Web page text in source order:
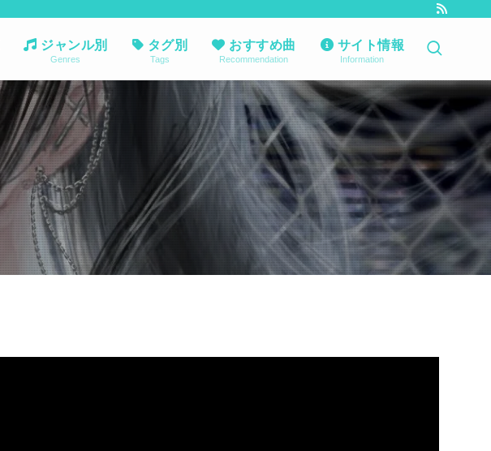
ジャンル別
Genres
タグ別
Tags
おすすめ曲
Recommendation
サイト情報
Information